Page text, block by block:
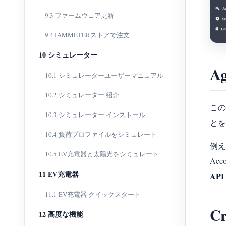
9.3 ファームウェア更新
9.4 IAMMETERストアで注文
10 シミュレーター
10.1 シミュレーターユーザーマニュアル
10.2 シミュレーター 紹介
10.3 シミュレーター インストール
10.4 負荷プロファイルをシミュレート
10.5 EV充電器と太陽光をシミュレート
11 EV充電器
11.1 EV充電器 クイックスタート
12 高度な機能
こ
と
例
API